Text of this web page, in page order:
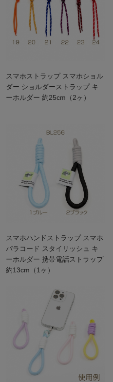
スマホストラップ スマホショル
ダー ショルダーストラップ キ
ーホルダー 約25cm（2ヶ）
スマホハンドストラップ スマホ
パラコード スタイリッシュ キ
ーホルダー 携帯電話ストラップ
約13cm（1ヶ）